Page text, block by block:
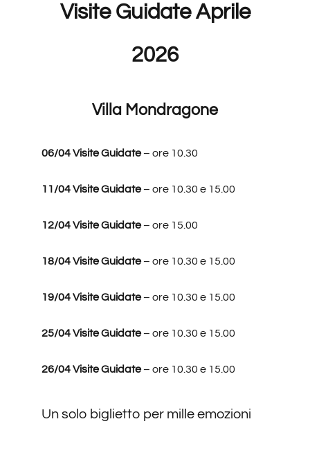
Visite Guidate Aprile
2026
Villa Mondragone
06/04Visite Guidate– ore 10.30
11/04Visite Guidate– ore 10.30 e 15.00
12/04Visite Guidate– ore 15.00
18/04Visite Guidate– ore 10.30 e 15.00
19/04 Visite Guidate– ore 10.30 e 15.00
25/04Visite Guidate– ore 10.30 e 15.00
26/04Visite Guidate– ore 10.30 e 15.00
Un solo biglietto per mille emozioni